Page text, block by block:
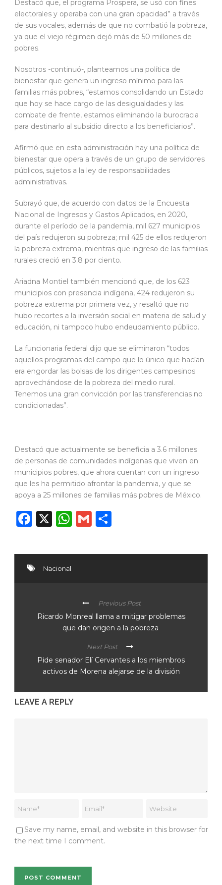
Destacó que, el programa Prospera, se usó con fines
electorales y operaba con una gran opacidad” a través
de sus vocales, además de que no combatió la pobreza,
ya que el viejo régimen dejó más de 50 millones de
pobres.
Nosotros -continuó-, planteamos una política de
bienestar que genera un ingreso mínimo para las
familias más pobres, “estamos consolidando un Estado
que hoy se hace cargo de las desigualdades y las
combate de frente, estamos eliminando la burocracia
para destinarlo al subsidio directo a los beneficiarios”.
Afirmó que en esta administración hay una política de
bienestar que opera a través de un grupo de servidores
públicos, sujetos a la ley de responsabilidades
administrativas.
Subrayó que, de acuerdo con datos de la Encuesta
Nacional de Ingresos y Gastos Aplicados, en 2020,
durante el período de la pandemia, mil 627 municipios
del país redujeron su pobreza; mil 425 de ellos redujeron
la pobreza extrema, mientras que ingreso de las familias
rurales creció en 3.8 por ciento.
Ariadna Montiel también mencionó que, de los 623
municipios con presencia indígena, 424 redujeron su
pobreza extrema por primera vez, y resaltó que no
hubo recortes a la inversión social en materia de salud y
educación, ni tampoco hubo endeudamiento público.
La funcionaria federal dijo que se eliminaron “todos
aquellos programas del campo que lo único que hacían
era engordar las bolsas de los dirigentes campesinos
aprovechándose de la pobreza del medio rural.
Tenemos una gran convicción por las transferencias no
condicionadas”.
Destacó que actualmente se beneficia a 3.6 millones
de personas de comunidades indígenas que viven en
municipios pobres, que ahora cuentan con un ingreso
que les ha permitido afrontar la pandemia, y que se
apoya a 25 millones de familias más pobres de México.
Facebook
X WhatsApp
Gmail
Nacional
Previous Post
Ricardo Monreal llama a mitigar problemas
que dan origen a la pobreza
Next Post
Pide senador Elí Cervantes a los miembros
activos de Morena alejarse de la división
LEAVE A REPLY
Save my name, email, and website in this browser for
the next time I comment.